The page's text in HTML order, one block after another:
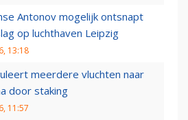
Antonov mogelijk ontsnapt
op luchthaven Leipzig
13:18
meerdere vluchten naar
door staking
11:57